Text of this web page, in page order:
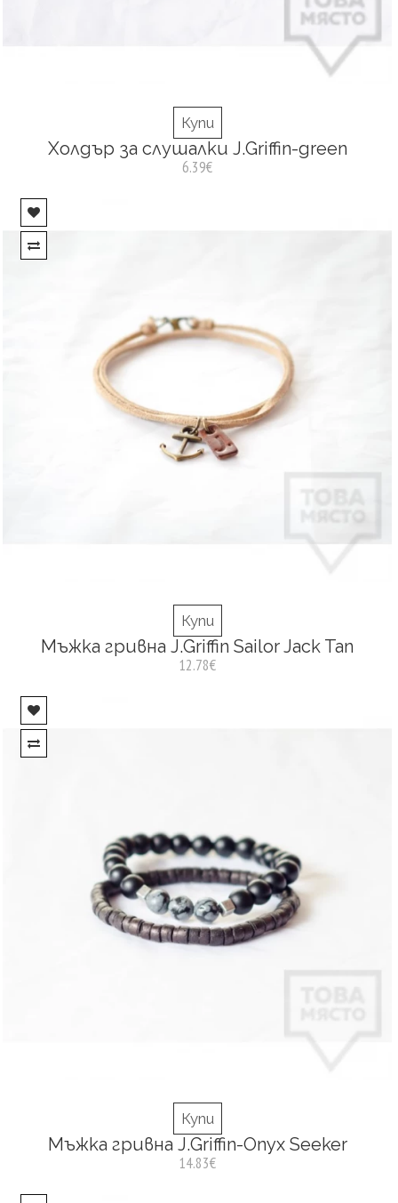
Купи
Холдър за слушалки J.Griffin-green
6.39€
Купи
Мъжка гривна J.Griffin Sailor Jack Tan
12.78€
Купи
Мъжка гривна J.Griffin-Onyx Seeker
14.83€